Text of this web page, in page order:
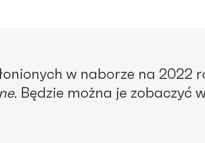
w naborze na 2022
Będzie można je zobaczyć